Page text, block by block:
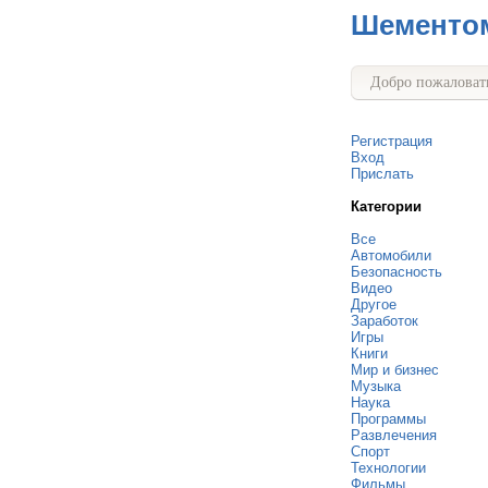
Добро
Регистрация
Вход
Прислать
Категории
Все
Автомобили
Безопасность
Видео
Другое
Заработок
Игры
Книги
Мир и бизнес
Музыка
Наука
Программы
Развлечения
Спорт
Технологии
Фильмы